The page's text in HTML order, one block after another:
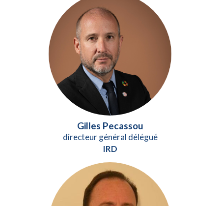
Gilles Pecassou
directeur général délégué
IRD